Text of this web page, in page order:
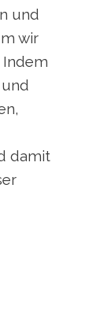
und
wir
Indem
damit